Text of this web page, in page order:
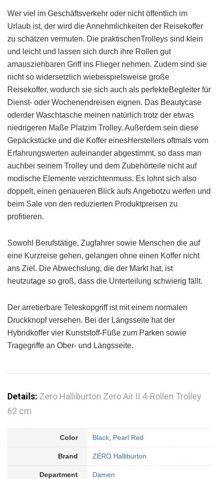
Wer viel im Geschäftsverkehr oder nicht öffentlich im
Urlaub ist, der wird die Annehmlichkeiten der Reisekoffer
zu schätzen vermuten. Die praktischenTrolleys sind klein
und leicht und lassen sich durch ihre Rollen gut
amausziehbaren Griff ins Flieger nehmen. Zudem sind sie
nicht so widersetzlich wiebeispielsweise große
Reisekoffer, wodurch sie sich auch als perfekteBegleiter für
Dienst- oder Wochenendreisen eignen. Das Beautycase
oderder Waschtasche meinen natürlich trotz der etwas
niedrigeren Maße Platzim Trolley. Außerdem sein diese
Gepäckstücke und die Koffer einesHerstellers oftmals vom
Erfahrungswerten aufeinander abgestimmt, so dass man
auchbei seinem Trolley und dem Zubehörteile nicht auf
modische Elemente verzichtenmuss. Es lohnt sich also
doppelt, einen genaueren Blick aufs Angebotzu werfen und
beim Sale von den reduzierten Produktpreisen zu
profitieren.
Sowohl Berufstätige, Zugfahrer sowie Menschen die auf
eine Kurzreise gehen, gelangen ohne einen Koffer nicht
ans Ziel. Die Abwechslung, die der Markt hat, ist
heutzutage so groß, dass die Unterteilung schwierig fällt.
Der arretierbare Teleskopgriff ist mit einem normalen
Druckknopf versehen. Bei der Längsseite hat der
Hybridkoffer vier Kunststoff-Füße zum Parken sowie
Tragegriffe an Ober- und Längsseite.
Details: Zero Halliburton Zero Air II 4-Rollen Trolley
62 cm
Color Black Pearl Red
Brand ZERO Halliburton
Department Damen